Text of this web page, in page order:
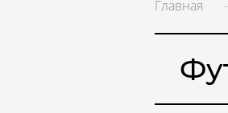
Главная